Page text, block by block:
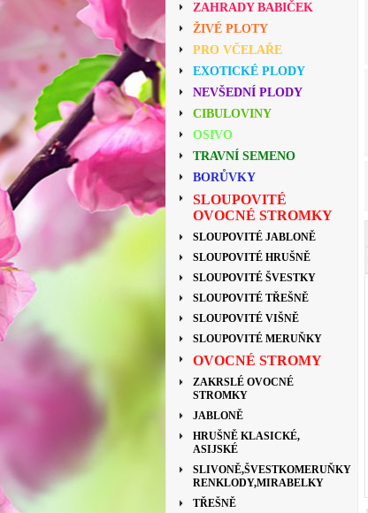
ZAHRADY BABIČEK
ŽIVÉ PLOTY
PRO VČELAŘE
EXOTICKÉ PLODY
NEVŠEDNÍ PLODY
CIBULOVINY
OSIVO
TRAVNÍ SEMENO
BORŮVKY
SLOUPOVITÉ
OVOCNÉ STROMKY
SLOUPOVITÉ JABLONĚ
SLOUPOVITÉ HRUŠNĚ
SLOUPOVITÉ ŠVESTKY
SLOUPOVITÉ TŘEŠNĚ
SLOUPOVITÉ VIŠNĚ
SLOUPOVITÉ MERUŇKY
OVOCNÉ STROMY
ZAKRSLÉ OVOCNÉ
STROMKY
JABLONĚ
HRUŠNĚ KLASICKÉ,
ASIJSKÉ
SLIVONĚ,ŠVESTKOMERUŇKY
RENKLODY,MIRABELKY
TŘEŠNĚ